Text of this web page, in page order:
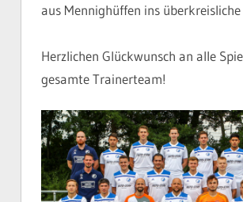
aus Mennighüffen ins
Herzlichen Glückwunsch an alle
gesamte Trainerteam!